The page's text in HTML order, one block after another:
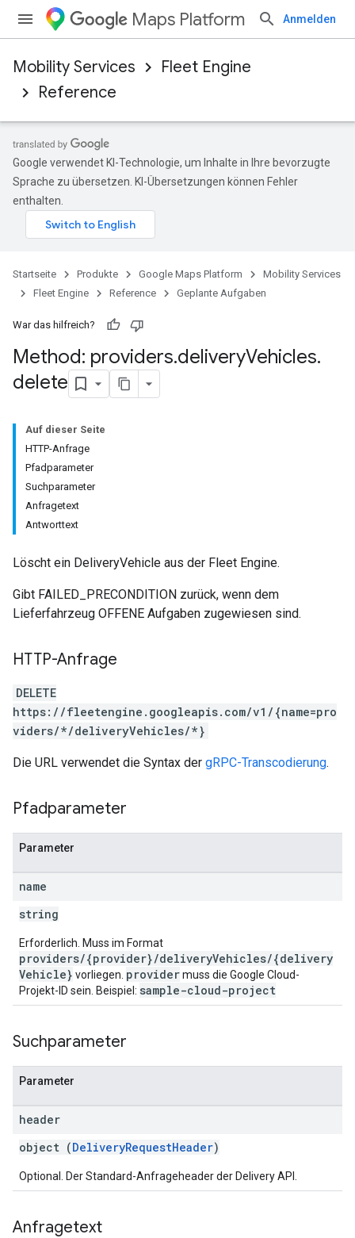
Maps Platform Anmelden
Mobility Services
Fleet Engine
Reference
Google verwendet KI-Technologie, um Inhalte in Ihre bevorzugte
Sprache zu übersetzen. KI-Übersetzungen können Fehler
enthalten.
Startseite Produkte Google Maps Platform
Mobility Services
Fleet Engine
Reference Geplante Aufgaben
War das hilfreich?
Method: providers.deliveryVehicles.
delete
Auf dieser Seite
HTTP-Anfrage
Pfadparameter
Suchparameter
Anfragetext
Antworttext
Löscht ein DeliveryVehicle aus der Fleet Engine.
Gibt FAILED_PRECONDITION zurück, wenn dem
Lieferfahrzeug OFFENE Aufgaben zugewiesen sind.
HTTP-Anfrage
DELETE
https://fleetengine.googleapis.com/v1/{name=pro
viders/*/deliveryVehicles/*}
Die URL verwendet die Syntax der gRPC-Transcodierung.
Pfadparameter
Parameter
name
string
Erforderlich. Muss im Format
providers/{provider}/deliveryVehicles/{delivery
Vehicle} vorliegen. providermuss die Google Cloud-
Projekt-ID sein. Beispiel: sample-cloud-project
Suchparameter
Parameter
header
object (DeliveryRequestHeader)
Optional. Der Standard-Anfrageheader der Delivery API.
Anfragetext